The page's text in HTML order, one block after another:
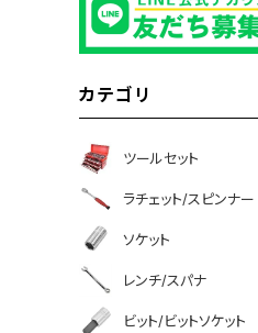
カテゴリ
ツールセット
ラチェット/スピンナー
ソケット
レンチ/スパナ
ビット/ビットソケット